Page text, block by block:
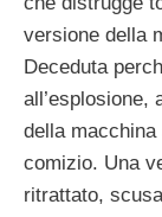
versione della
Deceduta
all’esplosione,
della
comizio. Una
ritrattato,